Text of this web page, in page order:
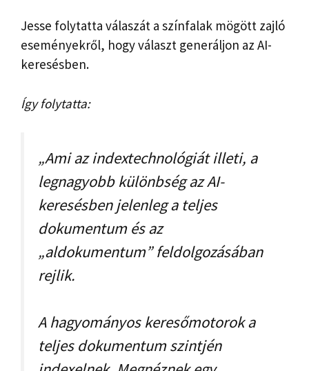
Jesse folytatta válaszát a színfalak mögött zajló
eseményekről, hogy választ generáljon az AI-
keresésben.
Így folytatta:
„Ami az indextechnológiát illeti, a
legnagyobb különbség az AI-
keresésben jelenleg a teljes
dokumentum és az
„aldokumentum” feldolgozásában
rejlik.
A hagyományos keresőmotorok a
teljes dokumentum szintjén